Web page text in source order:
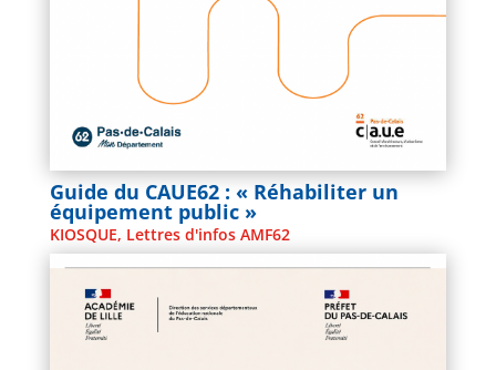
Guide du CAUE62 : « Réhabiliter un
équipement public »
KIOSQUE, Lettres d'infos AMF62